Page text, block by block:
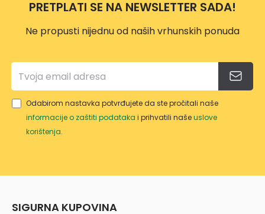
PRETPLATI SE NA NEWSLETTER SADA!
Ne propusti nijednu od naših vrhunskih ponuda
Odabirom nastavka potvrđujete da ste pročitali naše
informacije o zaštiti podataka i prihvatili našeuslove
korištenja.
SIGURNA KUPOVINA